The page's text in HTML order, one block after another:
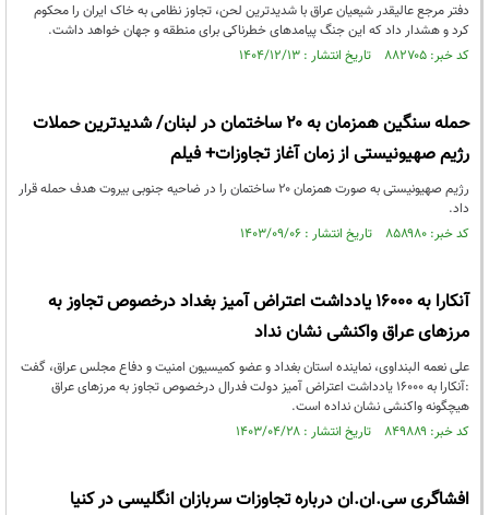
دفتر مرجع عالیقدر شیعیان عراق با شدیدترین لحن، تجاوز نظامی به خاک ایران را محکوم
کرد و هشدار داد که این جنگ پیامدهای خطرناکی برای منطقه و جهان خواهد داشت.
کد خبر: ۸۸۲۷۰۵ تاریخ انتشار : ۱۴۰۴/۱۲/۱۳
حمله سنگین همزمان به ۲۰ ساختمان در لبنان/ شدیدترین حملات
رژیم صهیونیستی از زمان آغاز تجاوزات+ فیلم
رژیم صهیونیستی به صورت همزمان ۲۰ ساختمان را در ضاحیه جنوبی بیروت هدف حمله قرار
داد.
کد خبر: ۸۵۸۹۸۰ تاریخ انتشار : ۱۴۰۳/۰۹/۰۶
آنکارا به 16000 یادداشت اعتراض آمیز بغداد درخصوص تجاوز به
مرزهای عراق واکنشی نشان نداد
علی نعمه البنداوی، نماینده استان بغداد و عضو کمیسیون امنیت و دفاع مجلس عراق، گفت
:آنکارا به 16000 یادداشت اعتراض آمیز دولت فدرال درخصوص تجاوز به مرزهای عراق
هیچگونه واکنشی نشان نداده است.
کد خبر: ۸۴۹۸۸۹ تاریخ انتشار : ۱۴۰۳/۰۴/۲۸
افشاگری سی.ان.ان درباره تجاوزات سربازان انگلیسی در کنیا